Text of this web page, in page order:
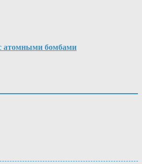
атомными бомбами